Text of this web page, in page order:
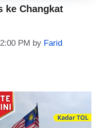
ke Changkat
PM by Farid